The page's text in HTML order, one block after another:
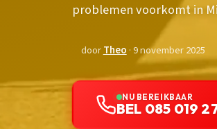
problemen voorkomt in
doorTheo · 9 november 2025
NU BEREIKBAAR
BEL 085 019